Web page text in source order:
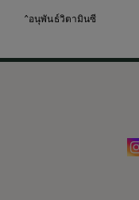
^อนุพันธ์วิตามินซี